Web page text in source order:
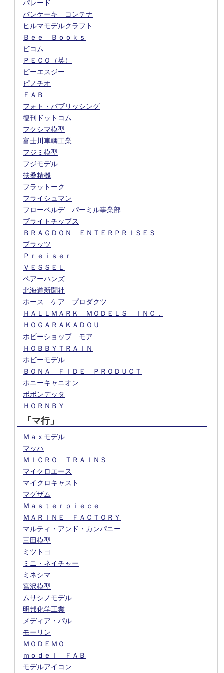
パレード
パンケーキ コンテナ
ヒルマモデルクラフト
Ｂｅｅ Ｂｏｏｋｓ
ビコム
ＰＥＣＯ（英）
ピーエスジー
ピノチオ
ＦＡＢ
フォト・パブリッシング
復刊ドットコム
フクシマ模型
富士川車輌工業
フジミ模型
フジモデル
扶桑精機
フラットーク
フライシュマン
フローベルデ パーミル事業部
ブライトチップス
ＢＲＡＧＤＯＮ ＥＮＴＥＲＰＲＩＳＥＳ
プラッツ
Ｐｒｅｉｓｅｒ
ＶＥＳＳＥＬ
ペアーハンズ
北海道新聞社
ホース ケア プロダクツ
ＨＡＬＬＭＡＲＫ ＭＯＤＥＬＳ ＩＮＣ．
ＨＯＧＡＲＡＫＡＤＯＵ
ホビーショップ モア
ＨＯＢＢＹＴＲＡＩＮ
ホビーモデル
ＢＯＮＡ ＦＩＤＥ ＰＲＯＤＵＣＴ
ポニーキャニオン
ポポンデッタ
ＨＯＲＮＢＹ
「マ行」
Ｍａｘモデル
マッハ
ＭＩＣＲＯ ＴＲＡＩＮＳ
マイクロエース
マイクロキャスト
マグザム
Ｍａｓｔｅｒｐｉｅｃｅ
ＭＡＲＩＮＥ ＦＡＣＴＯＲＹ
マルティ・アンド・カンパニー
三田模型
ミツトヨ
ミニ・ネイチャー
ミネシマ
宮沢模型
ムサシノモデル
明邦化学工業
メディア・パル
モーリン
ＭＯＤＥＭＯ
ｍｏｄｅｌ ＦＡＢ
モデルアイコン